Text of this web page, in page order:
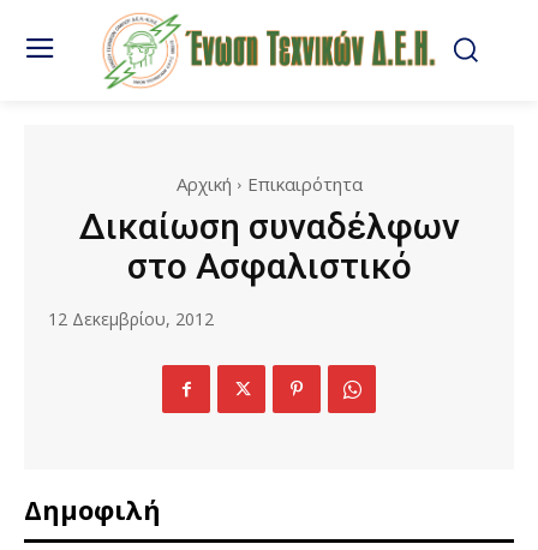
Αρχική Επικαιρότητα
Δικαίωση συναδέλφων
στο Ασφαλιστικό
12 Δεκεμβρίου, 2012
Δημοφιλή